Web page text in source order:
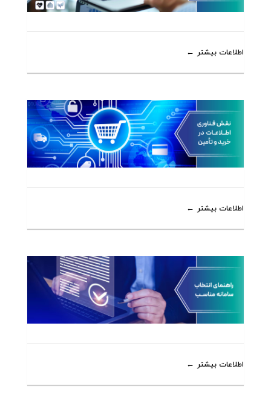
اطلاعات بیشتر
اطلاعات بیشتر
اطلاعات بیشتر